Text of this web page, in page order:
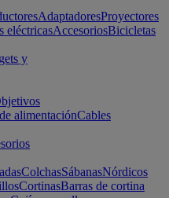
AdaptadoresProyectores
eléctricasAccesoriosBicicletas
y
alimentaciónCables
ColchasSábanasNórdicos
CortinasBarras de cortina